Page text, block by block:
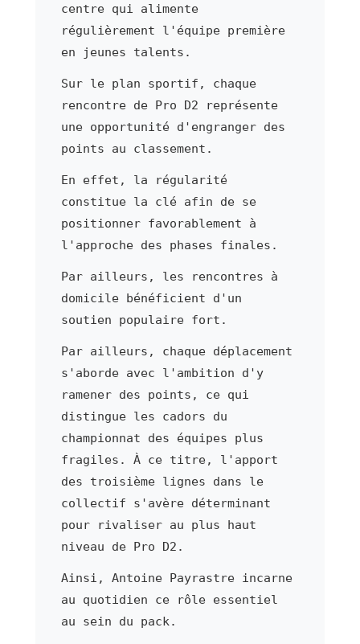
centre qui alimente
régulièrement l'équipe première
en jeunes talents.
Sur le plan sportif, chaque
rencontre de Pro D2 représente
une opportunité d'engranger des
points au classement.
En effet, la régularité
constitue la clé afin de se
positionner favorablement à
l'approche des phases finales.
Par ailleurs, les rencontres à
domicile bénéficient d'un
soutien populaire fort.
Par ailleurs, chaque déplacement
s'aborde avec l'ambition d'y
ramener des points, ce qui
distingue les cadors du
championnat des équipes plus
fragiles. À ce titre, l'apport
des troisième lignes dans le
collectif s'avère déterminant
pour rivaliser au plus haut
niveau de Pro D2.
Ainsi, Antoine Payrastre incarne
au quotidien ce rôle essentiel
au sein du pack.